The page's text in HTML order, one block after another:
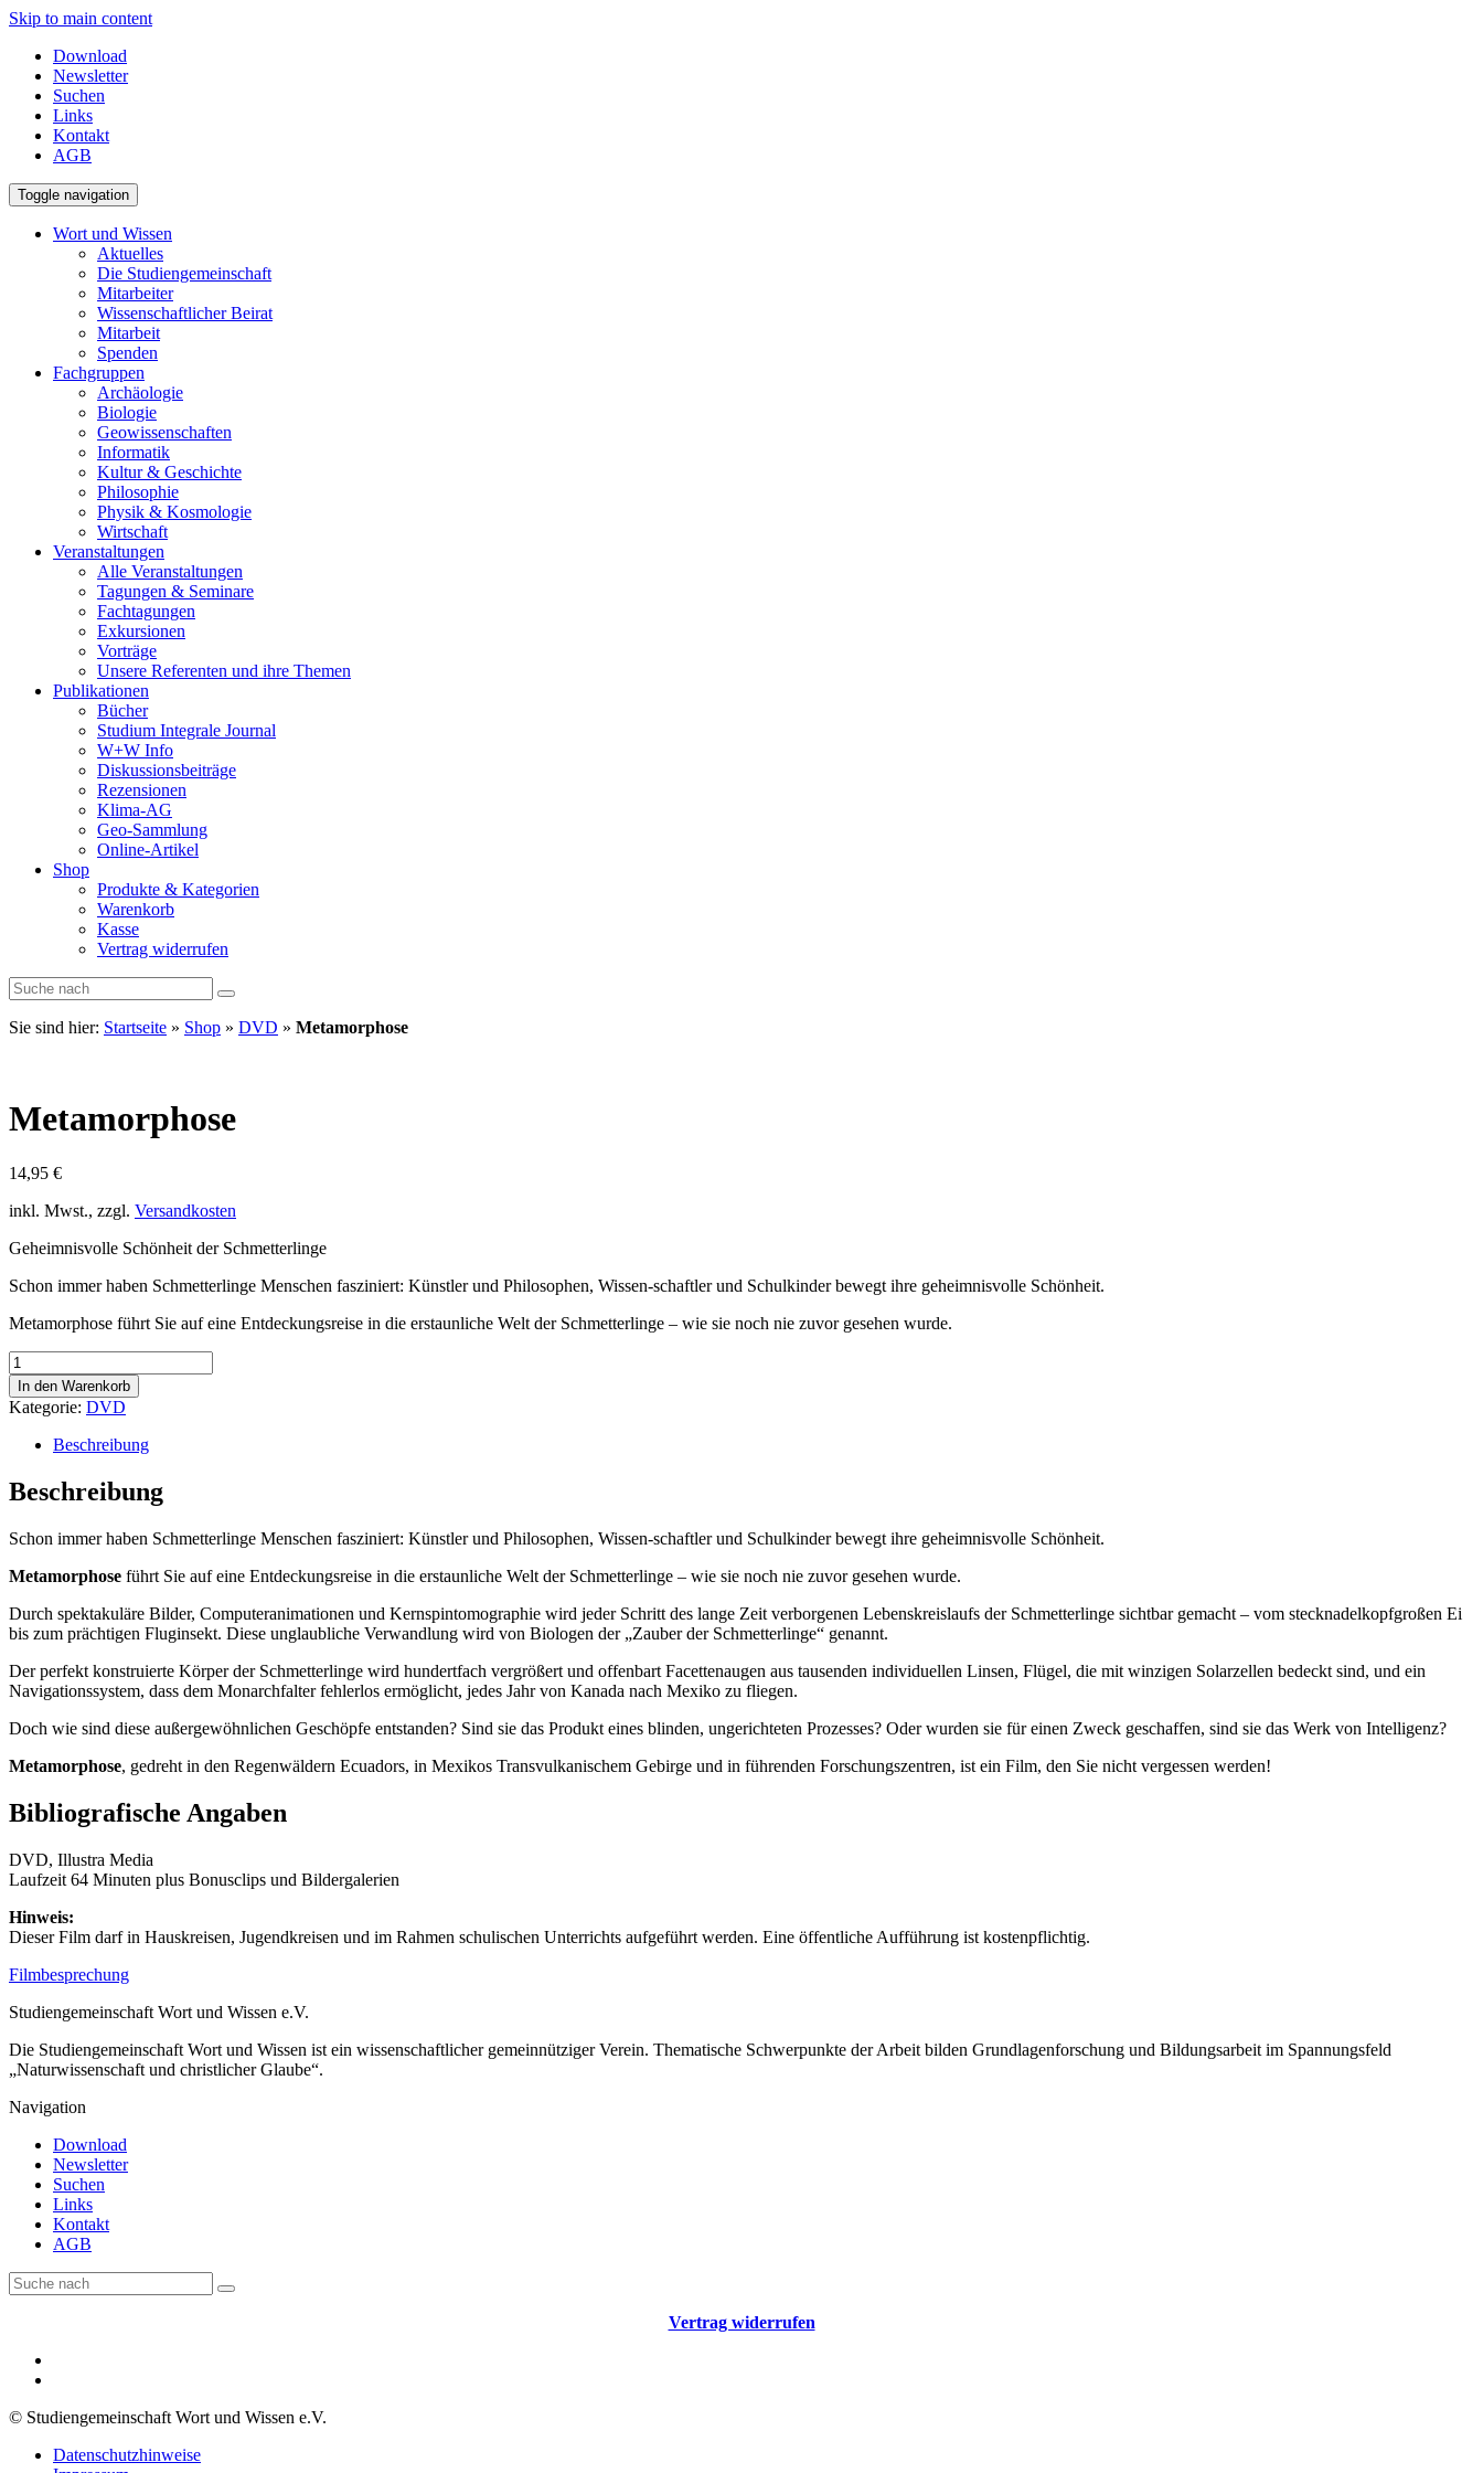
Skip to main content
Download
Newsletter
Suchen
Links
Kontakt
AGB
Toggle navigation
Wort und Wissen
Aktuelles
Die Studiengemeinschaft
Mitarbeiter
Wissenschaftlicher Beirat
Mitarbeit
Spenden
Fachgruppen
Archäologie
Biologie
Geowissenschaften
Informatik
Kultur & Geschichte
Philosophie
Physik & Kosmologie
Wirtschaft
Veranstaltungen
Alle Veranstaltungen
Tagungen & Seminare
Fachtagungen
Exkursionen
Vorträge
Unsere Referenten und ihre Themen
Publikationen
Bücher
Studium Integrale Journal
W+W Info
Diskussionsbeiträge
Rezensionen
Klima-AG
Geo-Sammlung
Online-Artikel
Shop
Produkte & Kategorien
Warenkorb
Kasse
Vertrag widerrufen
Sie sind hier: Startseite » Shop » DVD » Metamorphose
Metamorphose
14,95 €
inkl. Mwst., zzgl. Versandkosten
Geheimnisvolle Schönheit der Schmetterlinge
Schon immer haben Schmetterlinge Menschen fasziniert: Künstler und Philosophen, Wissen-schaftler und Schulkinder bewegt ihre geheimnisvolle Schönheit.
Metamorphose führt Sie auf eine Entdeckungsreise in die erstaunliche Welt der Schmetterlinge – wie sie noch nie zuvor gesehen wurde.
Metamorphose
Menge
In den Warenkorb
Kategorie: DVD
Beschreibung
Beschreibung
Schon immer haben Schmetterlinge Menschen fasziniert: Künstler und Philosophen, Wissen-schaftler und Schulkinder bewegt ihre geheimnisvolle Schönheit.
Metamorphose führt Sie auf eine Entdeckungsreise in die erstaunliche Welt der Schmetterlinge – wie sie noch nie zuvor gesehen wurde.
Durch spektakuläre Bilder, Computeranimationen und Kernspintomographie wird jeder Schritt des lange Zeit verborgenen Lebenskreislaufs der Schmetterlinge sichtbar gemacht – vom stecknadelkopfgroßen Ei
bis zum prächtigen Fluginsekt. Diese unglaubliche Verwandlung wird von Biologen der „Zauber der Schmetterlinge“ genannt.
Der perfekt konstruierte Körper der Schmetterlinge wird hundertfach vergrößert und offenbart Facettenaugen aus tausenden individuellen Linsen, Flügel, die mit winzigen Solarzellen bedeckt sind, und ein
Navigationssystem, dass dem Monarchfalter fehlerlos ermöglicht, jedes Jahr von Kanada nach Mexiko zu fliegen.
Doch wie sind diese außergewöhnlichen Geschöpfe entstanden? Sind sie das Produkt eines blinden, ungerichteten Prozesses? Oder wurden sie für einen Zweck geschaffen, sind sie das Werk von Intelligenz?
Metamorphose, gedreht in den Regenwäldern Ecuadors, in Mexikos Transvulkanischem Gebirge und in führenden Forschungszentren, ist ein Film, den Sie nicht vergessen werden!
Bibliografische Angaben
DVD, Illustra Media
Laufzeit 64 Minuten plus Bonusclips und Bildergalerien
Hinweis:
Dieser Film darf in Hauskreisen, Jugendkreisen und im Rahmen schulischen Unterrichts aufgeführt werden. Eine öffentliche Aufführung ist kostenpflichtig.
Filmbesprechung
Studiengemeinschaft Wort und Wissen e.V.
Die Studiengemeinschaft Wort und Wissen ist ein wissenschaftlicher gemeinnütziger Verein. Thematische Schwerpunkte der Arbeit bilden Grundlagenforschung und Bildungsarbeit im Spannungsfeld
„Naturwissenschaft und christlicher Glaube“.
Navigation
Download
Newsletter
Suchen
Links
Kontakt
AGB
Vertrag widerrufen
© Studiengemeinschaft Wort und Wissen e.V.
Datenschutzhinweise